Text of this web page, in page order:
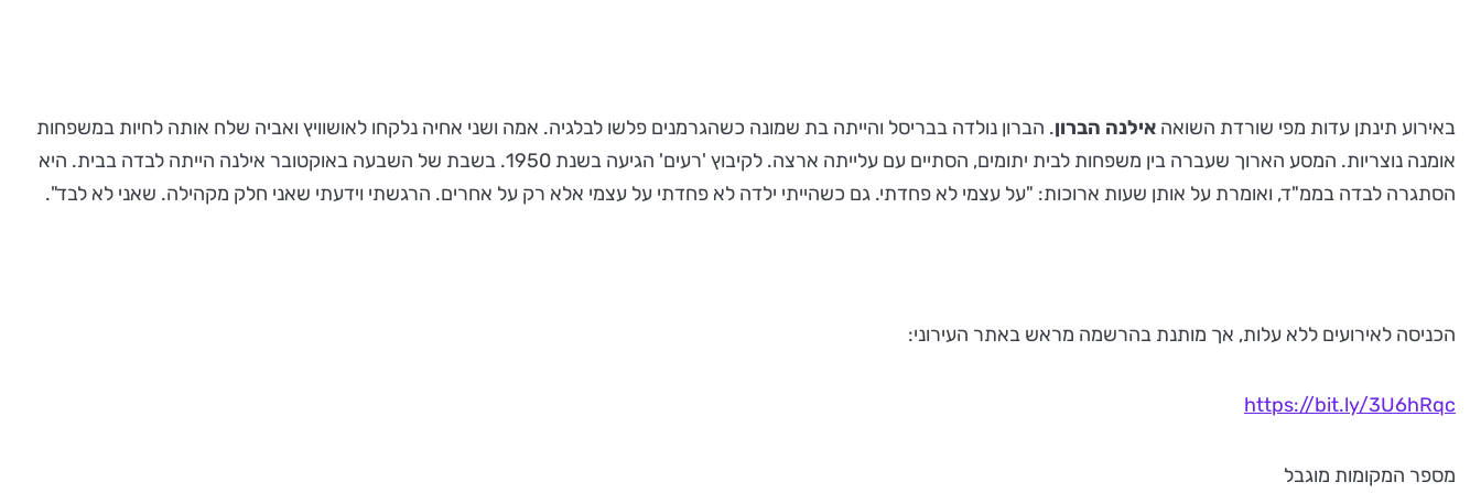
באירוע תינתן עדות מפי שורדת השואה אילנה הברון. הברון נולדה בבריסל והייתה בת שמונה כשהגרמנים פלשו לבלגיה. אמה ושני אחיה נלקחו לאושוויץ ואביה שלח אותה לחיות במשפחות
אומנה נוצריות. המסע הארוך שעברה בין משפחות לבית יתומים, הסתיים עם עלייתה ארצה. לקיבוץ 'רעים' הגיעה בשנת 1950. בשבת של השבעה באוקטובר אילנה הייתה לבדה בבית. היא
הסתגרה לבדה בממ"ד, ואומרת על אותן שעות ארוכות: "על עצמי לא פחדתי. גם כשהייתי ילדה לא פחדתי על עצמי אלא רק על אחרים. הרגשתי וידעתי שאני חלק מקהילה. שאני לא לבד".
הכניסה לאירועים ללא עלות, אך מותנת בהרשמה מראש באתר העירוני:
https://bit.ly/3U6hRqc
מספר המקומות מוגבל